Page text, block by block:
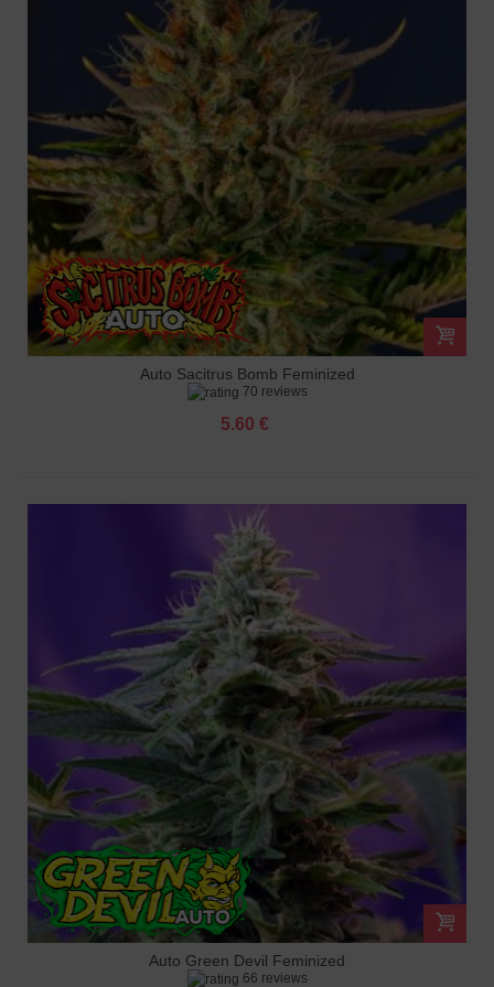
Auto Sacitrus Bomb Feminized
70 reviews
5.60 €
Auto Green Devil Feminized
66 reviews